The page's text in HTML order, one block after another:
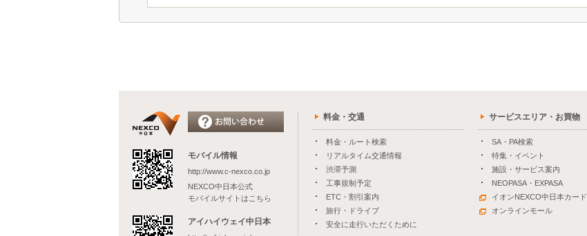
モバイル情報
http://www.c-nexco.co.jp
NEXCO中日本公式
モバイルサイトはこちら
アイハイウェイ中日本
料金・交通
料金・ルート検索
リアルタイム交通情報
渋滞予測
工事規制予定
ETC・割引案内
旅行・ドライブ
安全に走行いただくために
サービスエリア・お買物
SA・PA検索
特集・イベント
施設・サービス案内
NEOPASA・EXPASA
イオンNEXCO中日本カード
オンラインモール